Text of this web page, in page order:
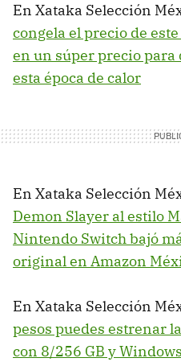
En Xataka Selección
congela el precio de
en un súper precio
esta época de calor
En Xataka Selección
Demon Slayer al estilo
Nintendo Switch bajó
original en Amazon
En Xataka Selección
pesos puedes estrenar
con 8/256 GB y